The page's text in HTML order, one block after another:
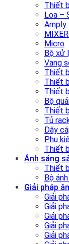
Thiết
Loa –
Amply
Micro
Bộ xử
Vang
Thiết
Thiết
Thiết
Bộ
Thiết
Tủ
Dây
Phụ
Thiết
Ánh sáng
Thiết
Bộ
Giải pháp
Giải
Giải
Giải
Giải
Giải